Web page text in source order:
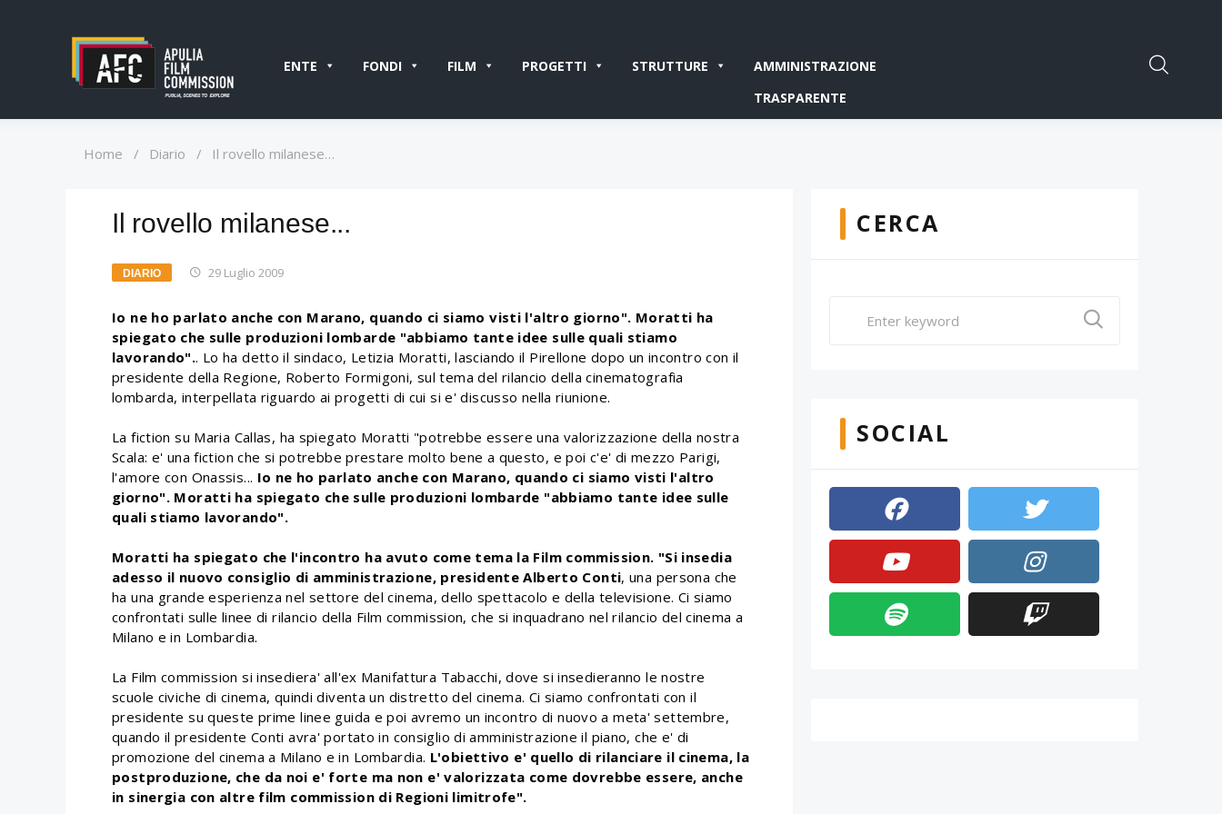
ENTE FONDI FILM PROGETTI STRUTTURE
AMMINISTRAZIONE
TRASPARENTE
Home / Diario / Il rovello milanese…
Il rovello milanese...
DIARIO 29 Luglio 2009
Io ne ho parlato anche con Marano, quando ci siamo visti l'altro giorno". Moratti ha
spiegato che sulle produzioni lombarde "abbiamo tante idee sulle quali stiamo
lavorando".. Lo ha detto il sindaco, Letizia Moratti, lasciando il Pirellone dopo un incontro con il
presidente della Regione, Roberto Formigoni, sul tema del rilancio della cinematografia
lombarda, interpellata riguardo ai progetti di cui si e' discusso nella riunione.
La fiction su Maria Callas, ha spiegato Moratti "potrebbe essere una valorizzazione della nostra
Scala: e' una fiction che si potrebbe prestare molto bene a questo, e poi c'e' di mezzo Parigi,
l'amore con Onassis... Io ne ho parlato anche con Marano, quando ci siamo visti l'altro
giorno". Moratti ha spiegato che sulle produzioni lombarde "abbiamo tante idee sulle
quali stiamo lavorando".
Moratti ha spiegato che l'incontro ha avuto come tema la Film commission. "Si insedia
adesso il nuovo consiglio di amministrazione, presidente Alberto Conti, una persona che
ha una grande esperienza nel settore del cinema, dello spettacolo e della televisione. Ci siamo
confrontati sulle linee di rilancio della Film commission, che si inquadrano nel rilancio del cinema a
Milano e in Lombardia.
La Film commission si insediera' all'ex Manifattura Tabacchi, dove si insedieranno le nostre
scuole civiche di cinema, quindi diventa un distretto del cinema. Ci siamo confrontati con il
presidente su queste prime linee guida e poi avremo un incontro di nuovo a meta' settembre,
quando il presidente Conti avra' portato in consiglio di amministrazione il piano, che e' di
promozione del cinema a Milano e in Lombardia. L'obiettivo e' quello di rilanciare il cinema, la
postproduzione, che da noi e' forte ma non e' valorizzata come dovrebbe essere, anche
in sinergia con altre film commission di Regioni limitrofe".
CERCA
SOCIAL